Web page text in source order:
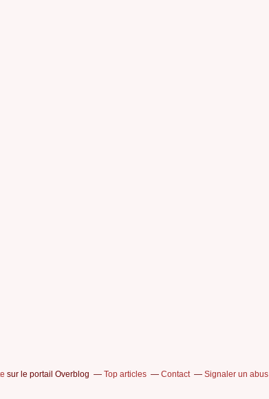
sur le portail Overblog Top articles Contact Signaler un abus